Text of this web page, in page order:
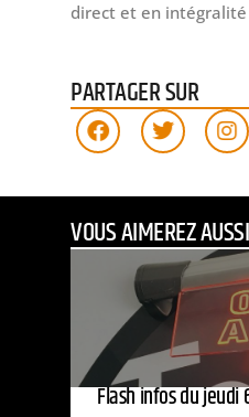
direct et en
PARTAGER SUR
VOUS AIMEREZ AUSSI
Flash infos du jeudi